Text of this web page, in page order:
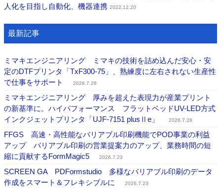
人化を目指し自動化、機器連携 2022.12.20
最新記事
ミマキエンジニアリング ミマキの技術を詰め込んだ安心・安
定のDTFプリンタ「TxF300-75」、熟練度に左右されない生産性
で仕事をサポート
2026.7.28
ミマキエンジニアリング 厚みを超えた表現力が産業プリント
の新基準に。ハイパフォーマンス フラットベッドUV-LED方式
インクジェットプリンタ「UJF-7151 plusⅡe」
2026.7.28
FFGS 高速・高性能なバリアブル印刷機能でPOD事業の利益
アップ バリアブル印刷の営業提案力のアップ、業務時間の短
縮に貢献するFormMagic5
2026.7.23
SCREEN GA PDFormstudio 多様なバリアブル印刷のデータ
作成をスマート＆フレキシブルに
2026.7.23